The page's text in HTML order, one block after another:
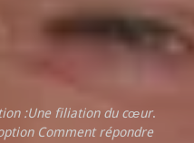
:Une filiation du cœur.
Comment répondre